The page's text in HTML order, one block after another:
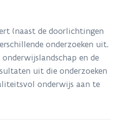
(naast de doorlichtingen
onderzoeken uit.
en de
uit die onderzoeken
onderwijs aan te